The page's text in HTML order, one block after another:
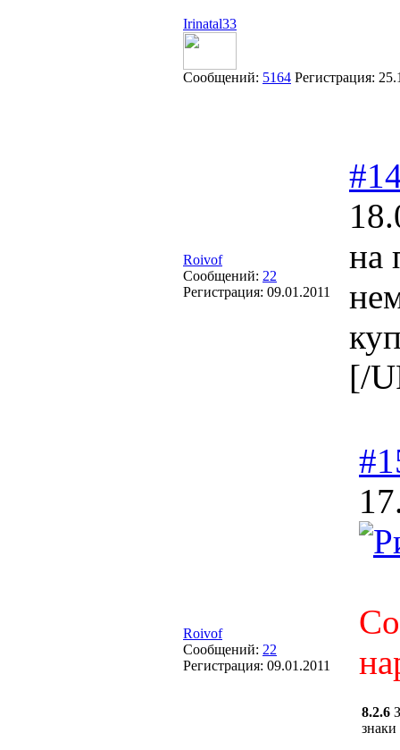
Irinatal33
Сообщений: 5164 Регистрация:
Roivof
Сообщений: 22
Регистрация: 09.01.2011
на
[/
Roivof
Сообщений: 22
Регистрация: 09.01.2011
8.2.6